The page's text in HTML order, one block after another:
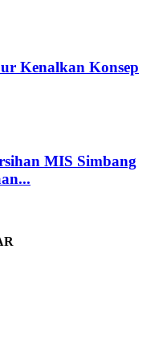
Kenalkan Konsep
MIS Simbang